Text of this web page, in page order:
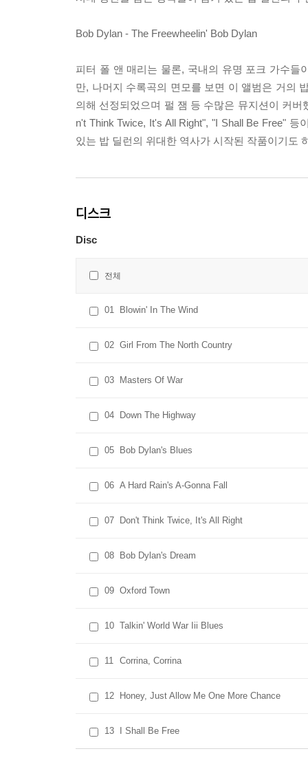
Bob Dylan - The Freewheelin' Bob Dylan
피터 폴 앤 매리는 물론, 국내의 유명 포크 가수들
만, 나머지 수록곡의 면모를 보면 이 앨범은 거의
의해 선정되었으며 펄 잼 등 수많은 뮤지션이 커
n't Think Twice, It's All Right", "I Shall Be Free"
있는 밥 딜런의 위대한 역사가 시작된 작품이기도
디스크
Disc
전체
01 Blowin' In The Wind
02 Girl From The North Country
03 Masters Of War
04 Down The Highway
05 Bob Dylan's Blues
06 A Hard Rain's A-Gonna Fall
07 Don't Think Twice, It's All Right
08 Bob Dylan's Dream
09 Oxford Town
10 Talkin' World War Iii Blues
11 Corrina, Corrina
12 Honey, Just Allow Me One More Chance
13 I Shall Be Free